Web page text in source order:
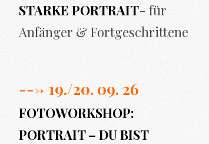
STARKE PORTRAIT- für
Anfänger & Fortgeschrittene
---> 19./20. 09. 26
FOTOWORKSHOP:
PORTRAIT – DU BIST